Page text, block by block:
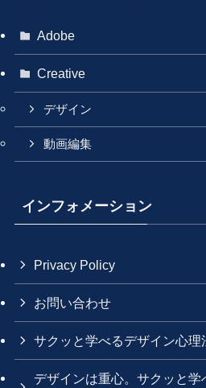
Adobe
Creative
デザイン
動画編集
インフォメーション
Privacy Policy
お問い合わせ
サクッと学べるデザイン心理
デザインは重心。サクッと学